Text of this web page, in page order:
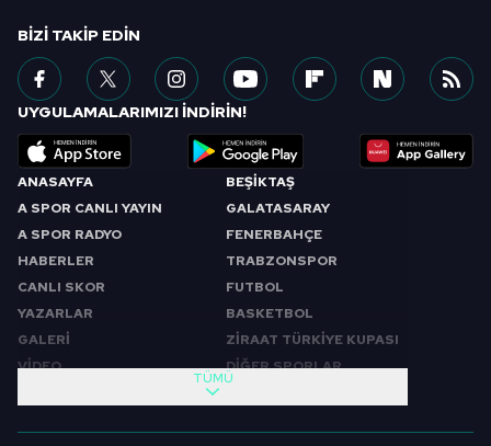
ANASAYFA
A SPOR CANLI YAYIN
A SPOR RADYO
HABERLER
CANLI SKOR
YAZARLAR
GALERİ
VİDEO
BEŞİKTAŞ
GALATASARAY
FENERBAHÇE
TRABZONSPOR
FUTBOL
BASKETBOL
ZİRAAT TÜRKİYE KUPASI
DİĞER SPORLAR
TÜMÜ
BIZI TAKIP EDIN
UYGULAMALARIMIZI İNDİRİN!